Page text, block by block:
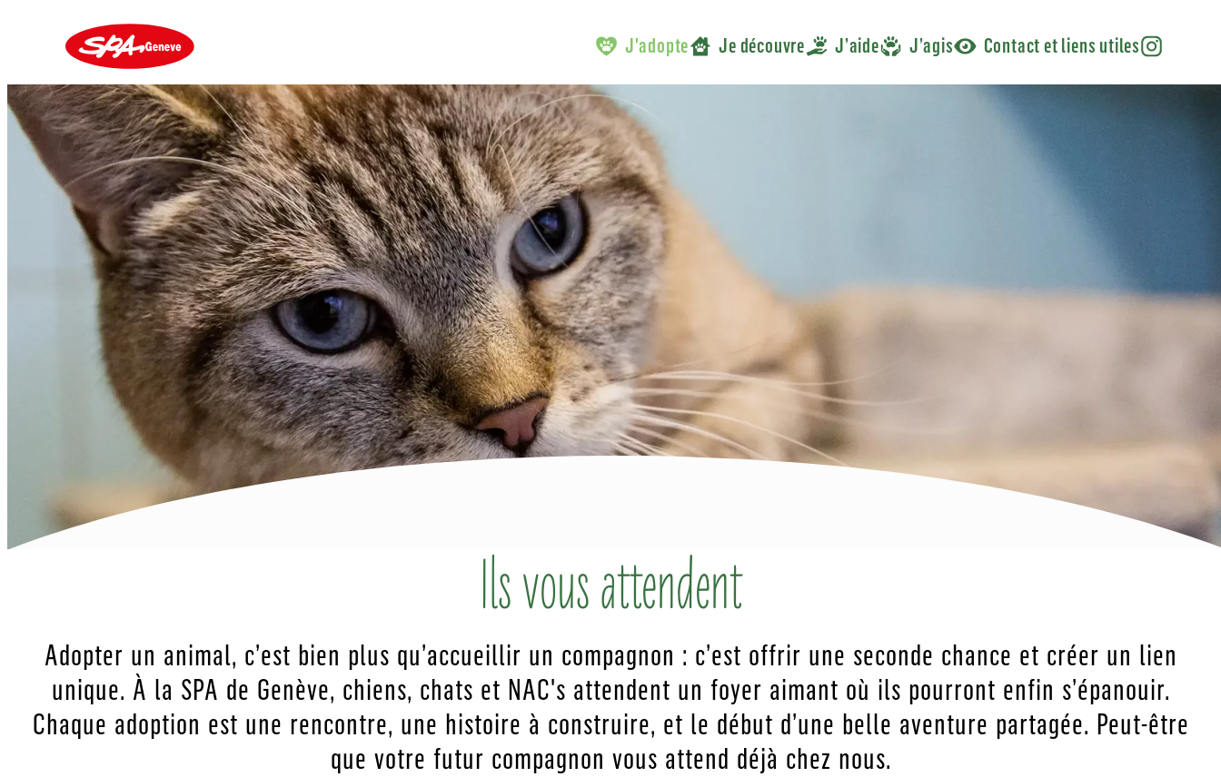
J'adopte Je découvre J’aide J’agis Contact et liens utiles
Ils vous attendent
Adopter un animal, c’est bien plus qu’accueillir un compagnon : c’est offrir une seconde chance et créer un lien
unique. À la SPA de Genève, chiens, chats et NAC's attendent un foyer aimant où ils pourront enfin s’épanouir.
Chaque adoption est une rencontre, une histoire à construire, et le début d’une belle aventure partagée. Peut-être
que votre futur compagnon vous attend déjà chez nous.